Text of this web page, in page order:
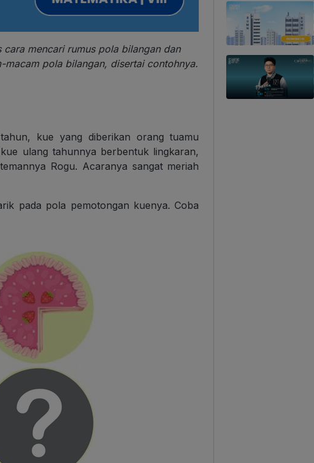
mencari rumus pola bilangan dan
pola bilangan, disertai contohnya.
kue yang diberikan orang tuamu
ulang tahunnya berbentuk lingkaran,
Rogu. Acaranya sangat meriah
pada pola pemotongan kuenya. Coba